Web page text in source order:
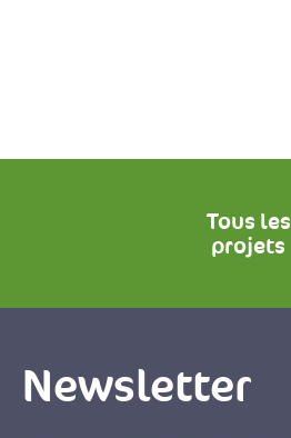
Tous les
projets
Newsletter